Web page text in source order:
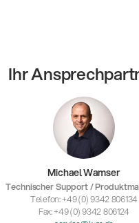
Ihr
Michael Wamser
Technischer Support /
Telefon: +49 (0) 9342 806134
Fax: +49 (0) 9342 806124